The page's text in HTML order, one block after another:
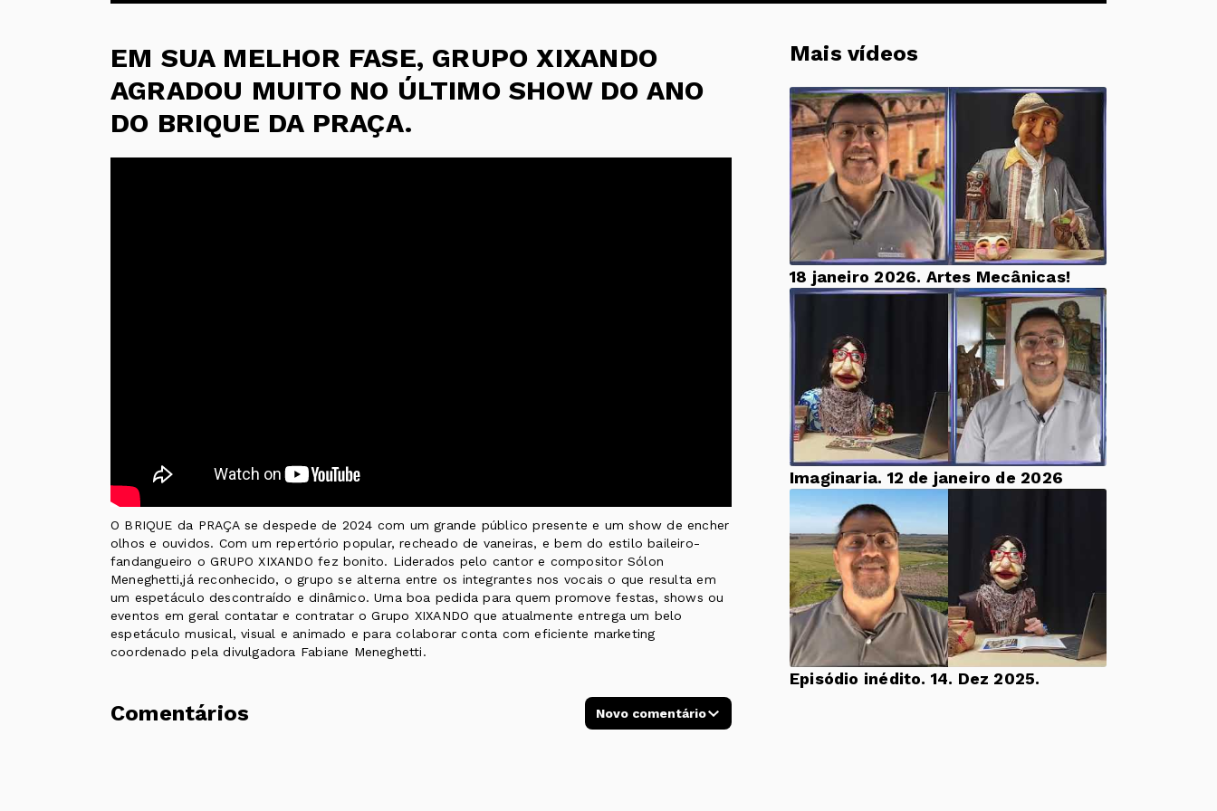
EM SUA MELHOR FASE, GRUPO XIXANDO
AGRADOU MUITO NO ÚLTIMO SHOW DO ANO
DO BRIQUE DA PRAÇA.
Mais vídeos
18 janeiro 2026. Artes Mecânicas!
Imaginaria. 12 de janeiro de 2026
Episódio inédito. 14. Dez 2025.
O BRIQUE da PRAÇA se despede de 2024 com um grande público presente e um show de encher
olhos e ouvidos. Com um repertório popular, recheado de vaneiras, e bem do estilo baileiro-
fandangueiro o GRUPO XIXANDO fez bonito. Liderados pelo cantor e compositor Sólon
Meneghetti,já reconhecido, o grupo se alterna entre os integrantes nos vocais o que resulta em
um espetáculo descontraído e dinâmico. Uma boa pedida para quem promove festas, shows ou
eventos em geral contatar e contratar o Grupo XIXANDO que atualmente entrega um belo
espetáculo musical, visual e animado e para colaborar conta com eficiente marketing
coordenado pela divulgadora Fabiane Meneghetti.
Comentários Novo comentário